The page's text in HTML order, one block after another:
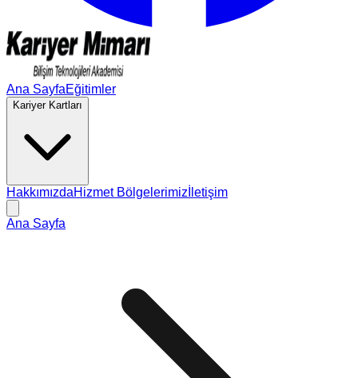
Ana SayfaEğitimler
Kariyer Kartları
HakkımızdaHizmet Bölgelerimiz İletişim
Ana Sayfa